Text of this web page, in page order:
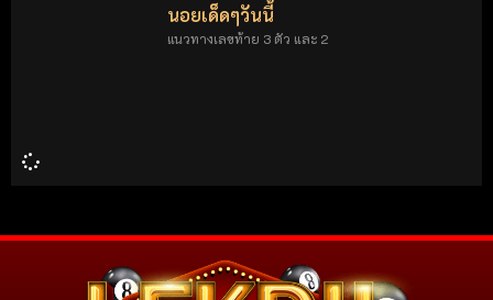
นอยเด็ดๆวันนี้
แนวทางเลขท้าย 3 ตัว และ 2